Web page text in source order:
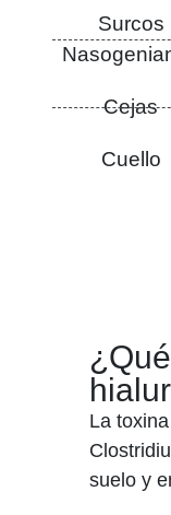
Surcos
Cejas
Cuello
La
suelo y